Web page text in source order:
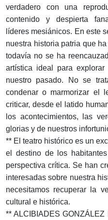
verdadero con una
contenido y despierta
líderes mesiánicos. En este
nuestra historia patria que
todavía no se ha
artística ideal para
nuestro pasado. No se
condenar o marmorizar el
criticar, desde el latido
los acontecimientos, las
glorias y de nuestros
** El teatro histórico es un
el destino de los
perspectiva crítica. Se han
interesadas sobre nuestra
necesitamos recuperar la
cultural e histórica.
** ALCIBIADES